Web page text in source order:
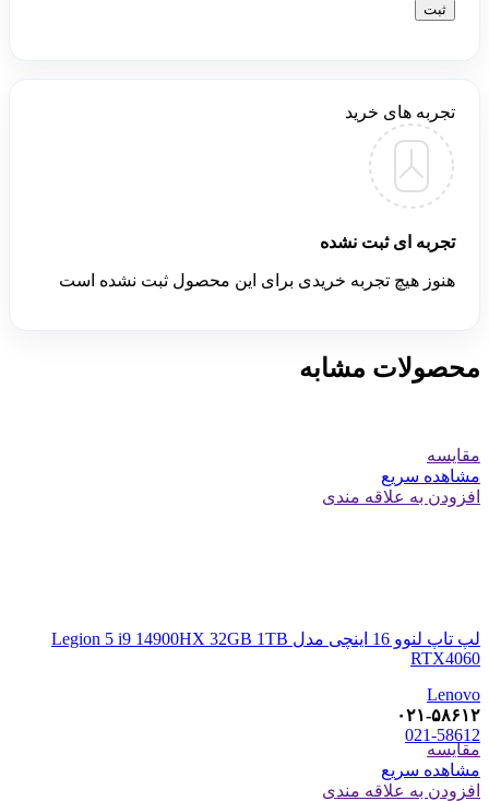
تجربه های خرید
تجربه ای ثبت نشده
هنوز هیچ تجربه خریدی برای این محصول ثبت نشده است
محصولات مشابه
مقایسه
مشاهده سریع
افزودن به علاقه مندی
لپ تاپ لنوو 16 اینچی مدل Legion 5 i9 14900HX 32GB 1TB
RTX4060
Lenovo
۰۲۱-۵۸۶۱۲
021-58612
مقایسه
مشاهده سریع
افزودن به علاقه مندی